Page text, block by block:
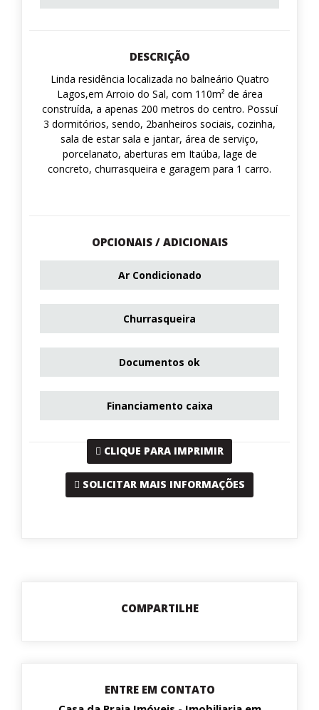
DESCRIÇÃO
Linda residência localizada no balneário Quatro
Lagos,em Arroio do Sal, com 110m² de área
construída, a apenas 200 metros do centro. Possuí
3 dormitórios, sendo, 2banheiros sociais, cozinha,
sala de estar sala e jantar, área de serviço,
porcelanato, aberturas em Itaúba, lage de
concreto, churrasqueira e garagem para 1 carro.
OPCIONAIS / ADICIONAIS
Ar Condicionado
Churrasqueira
Documentos ok
Financiamento caixa
CLIQUE PARA IMPRIMIR
SOLICITAR MAIS INFORMAÇÕES
COMPARTILHE
ENTRE EM CONTATO